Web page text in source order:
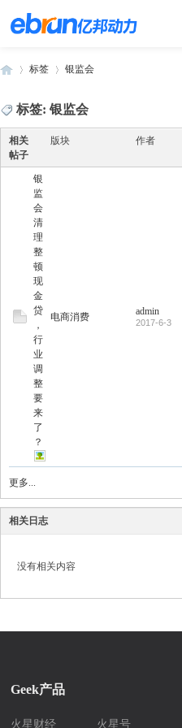
›
标签
›
银监会
标签: 银监会
相关
帖子
版块 作者
银
监
会
清
理
整
顿
现
金
贷
，
行
业
调
整
要
来
了
？
电商消费 admin
2017-6-3
更多...
相关日志
没有相关内容
Geek产品
火星财经 火星号